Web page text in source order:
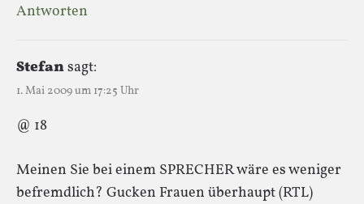
Antworten
Stefansagt:
1. Mai 2009 um 17:25 Uhr
@ 18
Meinen Sie bei einem SPRECHER wäre es weniger
befremdlich? Gucken Frauen überhaupt (RTL)